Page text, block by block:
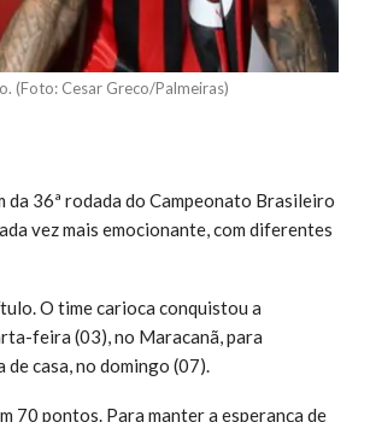
(Foto: Cesar Greco/Palmeiras)
36ª rodada do Campeonato Brasileiro
vez mais emocionante, com diferentes
O time carioca conquistou a
feira (03), no Maracanã, para
casa, no domingo (07).
70 pontos. Para manter a esperança de